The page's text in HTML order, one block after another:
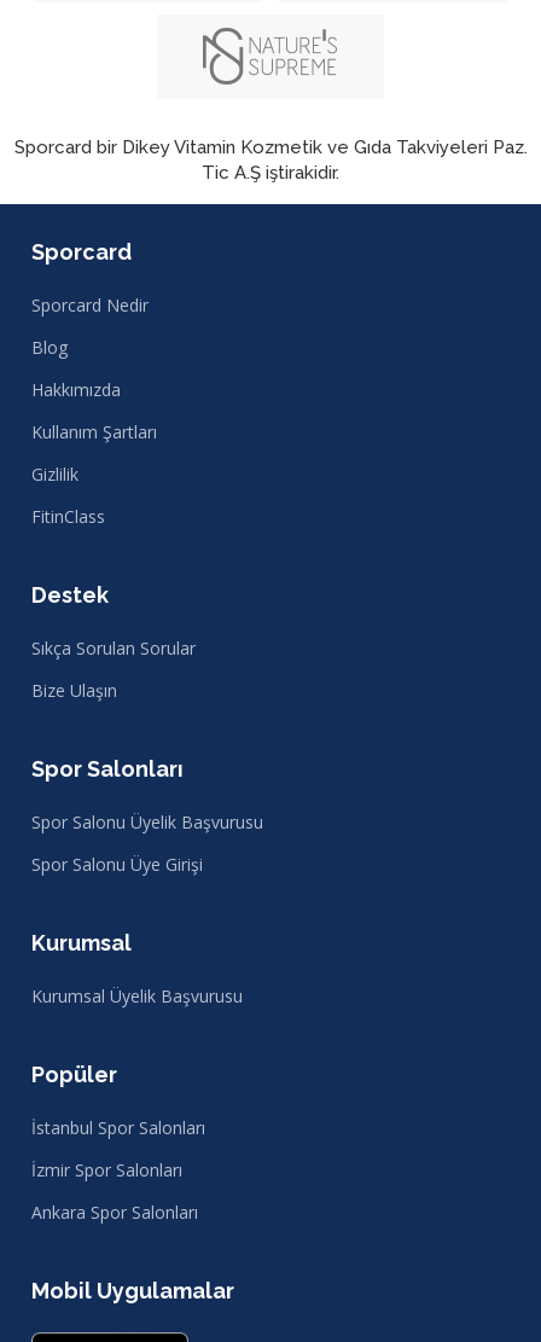
Sporcard bir Dikey Vitamin Kozmetik ve Gıda Takviyeleri Paz.
Tic A.Ş iştirakidir.
Sporcard
Sporcard Nedir
Blog
Hakkımızda
Kullanım Şartları
Gizlilik
FitinClass
Destek
Sıkça Sorulan Sorular
Bize Ulaşın
Spor Salonları
Spor Salonu Üyelik Başvurusu
Spor Salonu Üye Girişi
Kurumsal
Kurumsal Üyelik Başvurusu
Popüler
İstanbul Spor Salonları
İzmir Spor Salonları
Ankara Spor Salonları
Mobil Uygulamalar